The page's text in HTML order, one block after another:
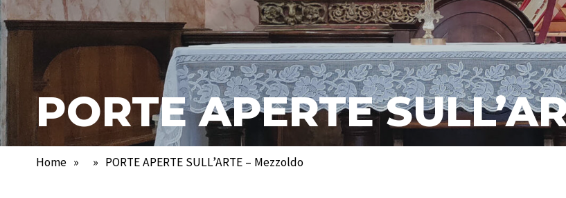
PORTE APERTE
Home » » PORTE APERTE SULL’ARTE – Mezzoldo